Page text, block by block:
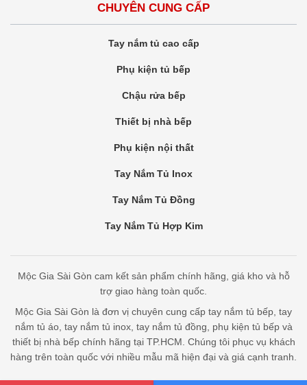
CHUYÊN CUNG CẤP
Tay nắm tủ cao cấp
Phụ kiện tủ bếp
Chậu rửa bếp
Thiết bị nhà bếp
Phụ kiện nội thất
Tay Nắm Tủ Inox
Tay Nắm Tủ Đồng
Tay Nắm Tủ Hợp Kim
Mộc Gia Sài Gòn cam kết sản phẩm chính hãng, giá kho và hỗ
trợ giao hàng toàn quốc.
Mộc Gia Sài Gòn là đơn vị chuyên cung cấp tay nắm tủ bếp, tay
nắm tủ áo, tay nắm tủ inox, tay nắm tủ đồng, phụ kiện tủ bếp và
thiết bị nhà bếp chính hãng tại TP.HCM. Chúng tôi phục vụ khách
hàng trên toàn quốc với nhiều mẫu mã hiện đại và giá cạnh tranh.